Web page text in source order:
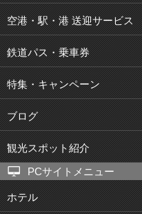
空港・駅・港 送迎サービス
鉄道パス・乗車券
特集・キャンペーン
ブログ
観光スポット紹介
PCサイトメニュー
ホテル